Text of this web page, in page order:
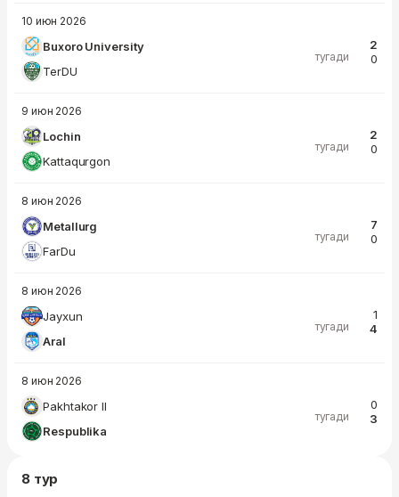
10 июн 2026
Buxoro University
TerDU
тугади
2
0
9 июн 2026
Lochin
Kattaqurgon
тугади
2
0
8 июн 2026
Metallurg
FarDu
тугади
7
0
8 июн 2026
Jayxun
Aral
тугади
1
4
8 июн 2026
Pakhtakor II
Respublika
тугади
0
3
8 тур